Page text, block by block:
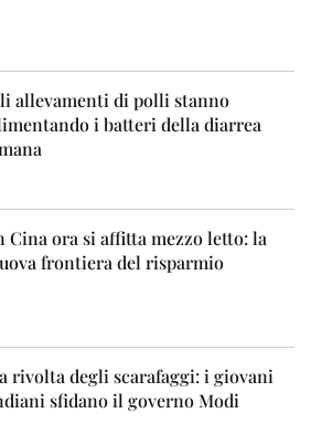
allevamenti di polli stanno
i batteri della diarrea
Cina ora si affitta mezzo letto: la
frontiera del risparmio
rivolta degli scarafaggi: i giovani
sfidano il governo Modi